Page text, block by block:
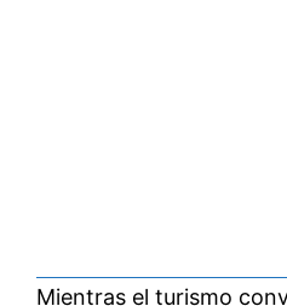
Mientras el turismo